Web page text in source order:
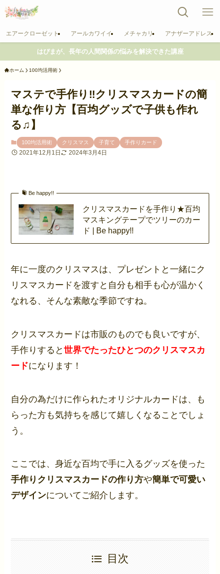
エアークローゼット アールカワイイ メチャカリ アナザーアドレス
はぴまが、長年の人間関係の悩みを解決できた講座
ホーム 100均活用術
マステで手作り‼︎クリスマスカードの簡
単な作り方【百均グッズで子供も作れ
る♫】
100均活用術 クリスマス 子育て 手作りカード
2021年12月1日 2024年3月4日
Be happy!!
クリスマスカードを手作り★百均
マスキングテープでツリーのカー
ド | Be happy!!
年に一度のクリスマスは、プレゼントと一緒にク
リスマスカードを渡すと自分も相手も心が温かく
なれる、そんな素敵な季節ですね。
クリスマスカードは市販のものでも良いですが、
手作りすると世界でたったひとつのクリスマスカ
ードになります！
自分の為だけに作られたオリジナルカードは、も
らった方も気持ちを感じて嬉しくなることでしょ
う。
ここでは、身近な百均で手に入るグッズを使った
手作りクリスマスカードの作り方や簡単で可愛い
デザインについてご紹介します。
目次